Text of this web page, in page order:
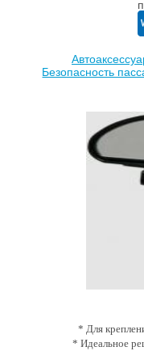
Безопасность
* Для
* Идеальное